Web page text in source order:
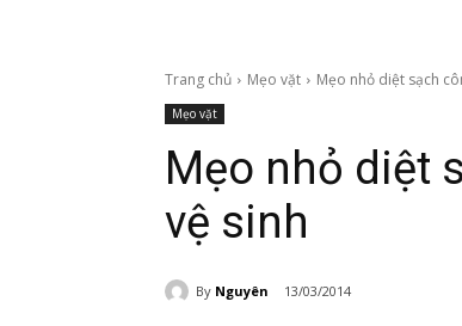
Trang chủ Mẹo vặt Mẹo nhỏ diệt sạch
Mẹo vặt
Mẹo nhỏ diệt
vệ sinh
By Nguyên 13/03/2014